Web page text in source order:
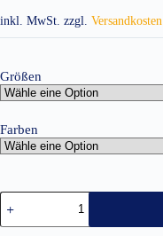
inkl. MwSt. zzgl. Versandkosten
Größen
Farben
Damen
Polo
Fitted